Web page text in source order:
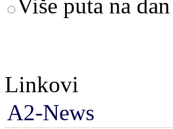
Više puta na dan
Linkovi
A2-News